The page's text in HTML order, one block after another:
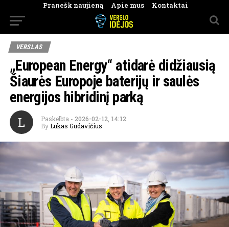
Pranešk naujieną Apie mus Kontaktai
VERSLAS
„European Energy“ atidarė didžiausią
Šiaurės Europoje baterijų ir saulės
energijos hibridinį parką
L Paskelbta - 2026-02-12, 14:12
By Lukas Gudavičius